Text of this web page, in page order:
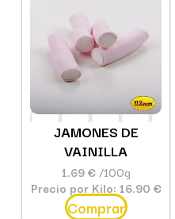
JAMONES DE
VAINILLA
1.69 € /100g
Precio por Kilo: 16.90 €
Comprar